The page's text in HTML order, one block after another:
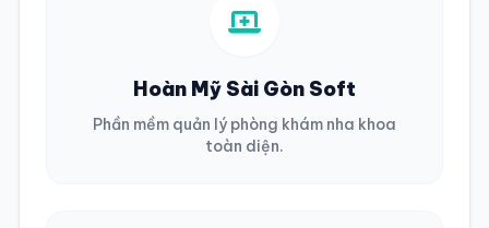
Hoàn Mỹ Sài Gòn Soft
Phần mềm quản lý phòng khám nha khoa
toàn diện.